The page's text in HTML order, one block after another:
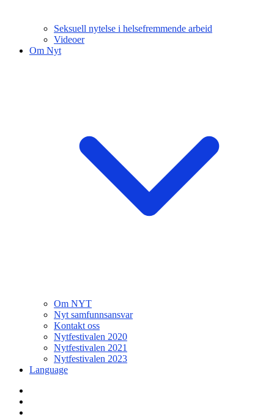
Seksuell nytelse i helsefremmende arbeid
Videoer
Om Nyt
Om NYT
Nyt samfunnsansvar
Kontakt oss
Nytfestivalen 2020
Nytfestivalen 2021
Nytfestivalen 2023
Language